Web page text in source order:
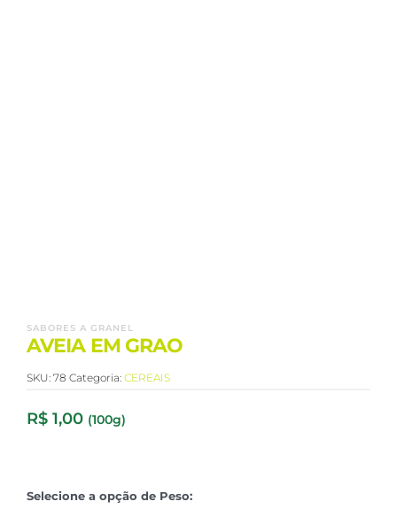
SABORES A GRANEL
AVEIA EM GRAO
SKU: 78 Categoria: CEREAIS
R$ 1,00 (100g)
Selecione a opção de Peso: